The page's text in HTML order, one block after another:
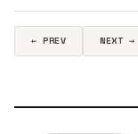
← PREV NEXT →